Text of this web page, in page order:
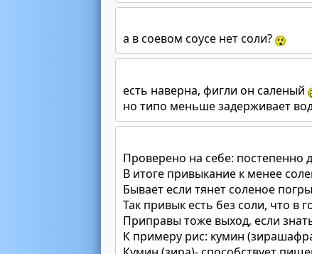
а в соевом соусе нет соли?
есть наверна, фигли он саленый
но типо меньше задерживает
Проверено на себе:
В итоге привыкание к менее
Бывает если тянет соленое
Так привык есть без соли, что в
Приправы тоже выход, если
К примеру рис: кумин